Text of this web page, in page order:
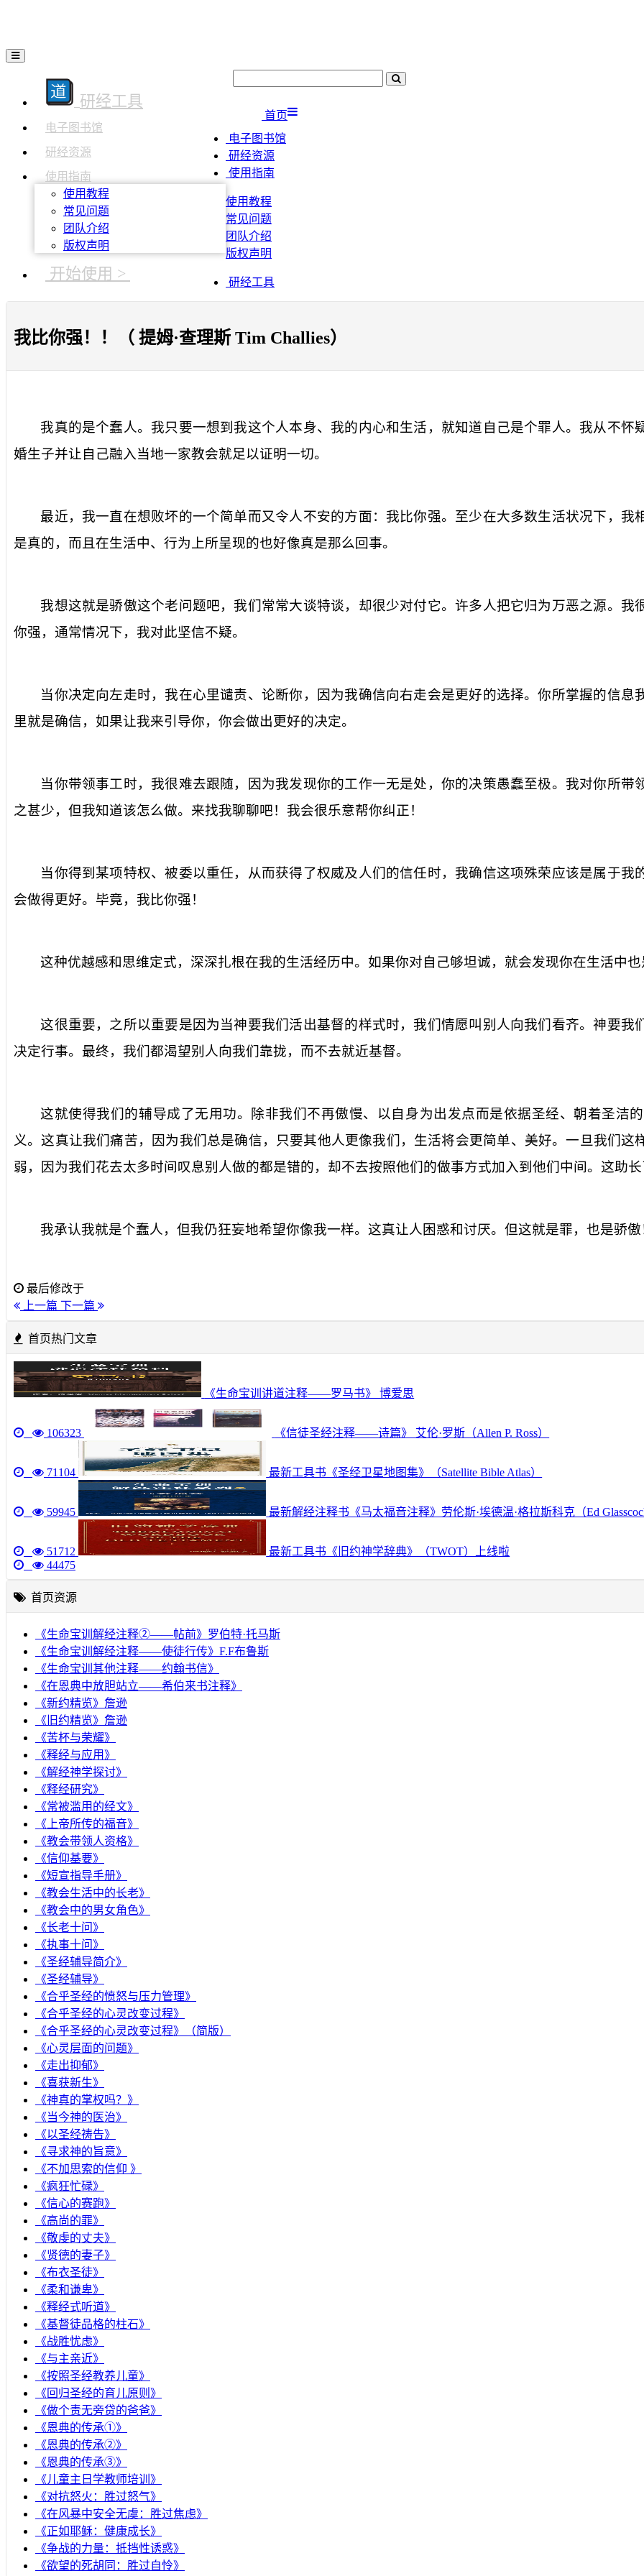
研经工具
电子图书馆
研经资源
使用指南
使用教程
常见问题
团队介绍
版权声明
开始使用 >
首页
电子图书馆
研经资源
使用指南
使用教程
常见问题
团队介绍
版权声明
研经工具
我比你强！！（ 提姆·查理斯 Tim Challies）
我真的是个蠢人。我只要一想到我这个人本身、我的内心和生活，就知道自己是个罪人。我从不
婚生子并让自己融入当地一家教会就足以证明一切。
最近，我一直在想败坏的一个简单而又令人不安的方面：我比你强。至少在大多数生活状况下，
是真的，而且在生活中、行为上所呈现的也好像真是那么回事。
我想这就是骄傲这个老问题吧，我们常常大谈特谈，却很少对付它。许多人把它归为万恶之源。
你强，通常情况下，我对此坚信不疑。
当你决定向左走时，我在心里谴责、论断你，因为我确信向右走会是更好的选择。你所掌握的信
里就是确信，如果让我来引导你，你会做出更好的决定。
当你带领事工时，我很难去跟随，因为我发现你的工作一无是处，你的决策愚蠢至极。我对你所
之甚少，但我知道该怎么做。来找我聊聊吧！我会很乐意帮你纠正！
当你得到某项特权、被委以重任，从而获得了权威及人们的信任时，我确信这项殊荣应该是属于
会做得更好。毕竟，我比你强！
这种优越感和思维定式，深深扎根在我的生活经历中。如果你对自己够坦诚，就会发现你在生活中
这很重要，之所以重要是因为当神要我们活出基督的样式时，我们情愿叫别人向我们看齐。神要
决定行事。最终，我们都渴望别人向我们靠拢，而不去就近基督。
这就使得我们的辅导成了无用功。除非我们不再傲慢、以自身为出发点而是依据圣经、朝着圣洁
义。这真让我们痛苦，因为我们总是确信，只要其他人更像我们，生活将会更简单、美好。一旦我们
弱，因为我们花去太多时间叹息别人做的都是错的，却不去按照他们的做事方式加入到他们中间。这助
我承认我就是个蠢人，但我仍狂妄地希望你像我一样。这真让人困惑和讨厌。但这就是罪，也是骄
最后修改于
上一篇 下一篇
首页热门文章
《生命宝训讲道注释——罗马书》 博爱思
106323 《信徒圣经注释——诗篇》 艾伦·罗斯（Allen P. Ross）
71104 最新工具书《圣经卫星地图集》（Satellite Bible Atlas）
59945 最新解经注释书《马太福音注释》劳伦斯·埃德温·格拉斯科克（Ed
51712
最新工具书《旧约神学辞典》（TWOT）上线啦
44475
首页资源
《生命宝训解经注释②——帖前》罗伯特·托马斯
《生命宝训解经注释——使徒行传》F.F布鲁斯
《生命宝训其他注释——约翰书信》
《在恩典中放胆站立——希伯来书注释》
《新约精览》詹逊
《旧约精览》詹逊
《苦杯与荣耀》
《释经与应用》
《解经神学探讨》
《释经研究》
《常被滥用的经文》
《上帝所传的福音》
《教会带领人资格》
《信仰基要》
《短宣指导手册》
《教会生活中的长老》
《教会中的男女角色》
《长老十问》
《执事十问》
《圣经辅导简介》
《圣经辅导》
​《合乎圣经的愤怒与压力管理》
《合乎圣经的心灵改变过程》
《合乎圣经的心灵改变过程》（简版）
《心灵层面的问题》
《走出抑郁》
《喜获新生》
《神真的掌权吗？》
《当今神的医治》
《以圣经祷告》
《寻求神的旨意》
《不加思索的信仰 》
《疯狂忙碌》
《信心的赛跑》
《高尚的罪》
《敬虔的丈夫》
《贤德的妻子》
《布衣圣徒》
《柔和谦卑》
《释经式听道》
《基督徒品格的柱石》
《战胜忧虑》
《与主亲近》
《按照圣经教养儿童》
《回归圣经的育儿原则》
《做个责无旁贷的爸爸》
《恩典的传承①》
《恩典的传承②》
《恩典的传承③》
《儿童主日学教师培训》
《对抗怒火：胜过怒气》
《在风暴中安全无虞：胜过焦虑》
《正如耶稣：健康成长》
《争战的力量：抵挡性诱惑》
《欲望的死胡同：胜过自怜》